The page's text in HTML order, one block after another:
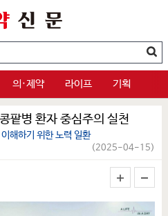
의·제약 라이프 기획
팥병 환자 중심주의 실천
해하기 위한 노력 일환
(2025-04-15)